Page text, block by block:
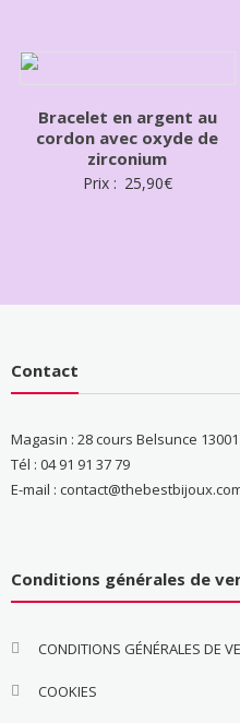
Bracelet en argent au
cordon avec oxyde de
zirconium
Prix : 25,90€
Contact
Magasin : 28 cours Belsunce
Tél : 04 91 91 37 79
E-mail :
Conditions générales de
CONDITIONS GÉNÉRALES DE
COOKIES